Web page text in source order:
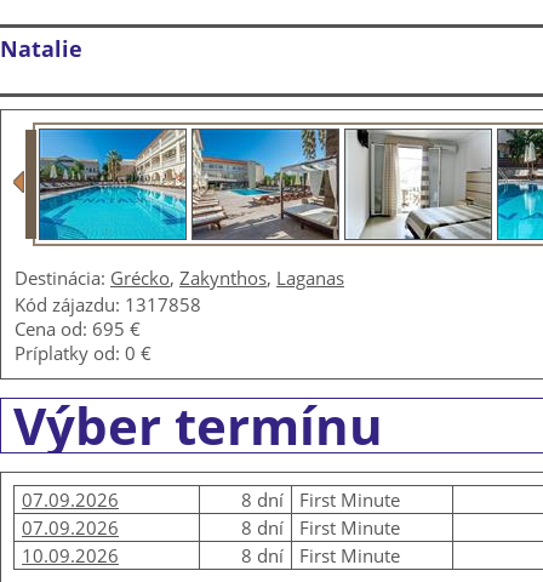
Natalie
Destinácia: Grécko, Zakynthos, Laganas
Kód zájazdu: 1317858
Cena od: 695 €
Príplatky od: 0 €
Výber termínu
07.09.2026 8 dní
First Minute
07.09.2026
8 dní
First Minute
10.09.2026
8 dní First Minute